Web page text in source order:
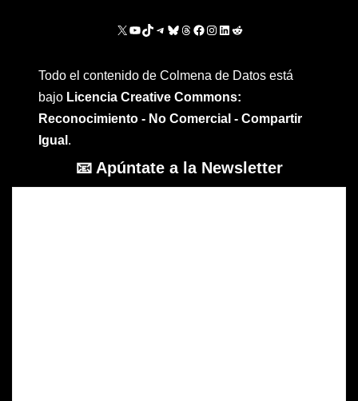
Todo el contenido de Colmena de Datos está
bajo Licencia Creative Commons:
Reconocimiento - No Comercial - Compartir
Igual .
📧 Apúntate a la Newsletter